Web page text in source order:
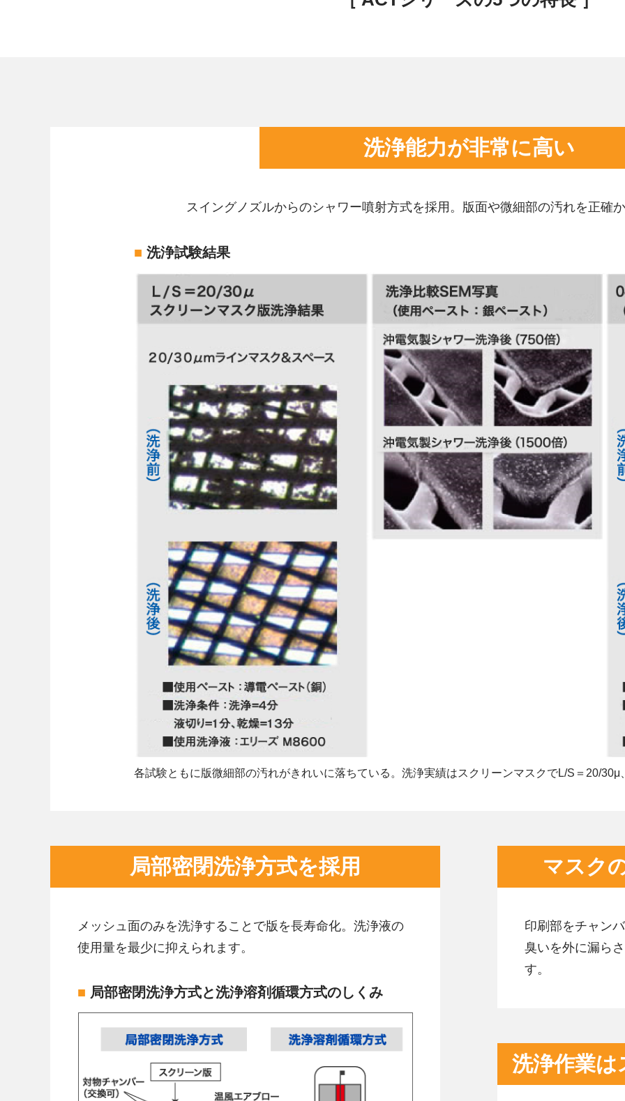
洗浄能力が非常に高い
スイングノズルからのシャワー噴射方式を採用。版面や微細部の汚れを正確
■ 洗浄試験結果
各試験ともに版微細部の汚れがきれいに落ちている。洗浄実績はスクリーンマスクでL/S＝20/
局部密閉洗浄方式を採用
メッシュ面のみを洗浄することで版を長寿命化。洗浄液の
使用量を最少に抑えられます。
■ 局部密閉洗浄方式と洗浄溶剤循環方式のしくみ
マスク
印刷部をチャン
臭いを外に漏ら
す。
洗浄作業は